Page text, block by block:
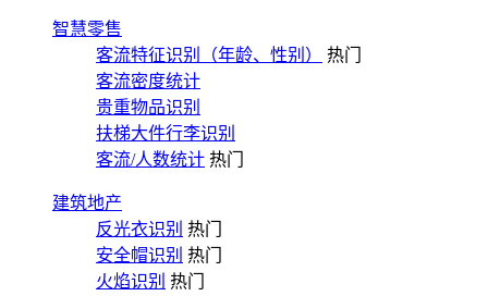
智慧零售
客流特征识别（年龄、性别）
热门
客流密度统计
贵重物品识别
扶梯大件行李识别
客流/人数统计 热门
建筑地产
反光衣识别 热门
安全帽识别 热门
火焰识别 热门